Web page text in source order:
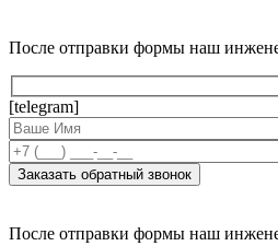
После отправки формы наш
[telegram]
После отправки формы наш